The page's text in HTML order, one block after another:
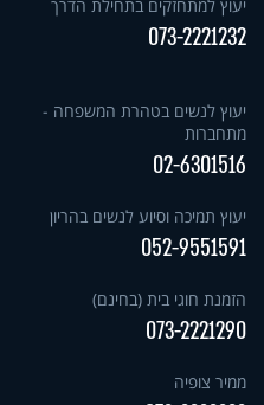
יעוץ למתחזקים בתחילת הדרך
073-2221232
יעוץ לנשים בטהרת המשפחה -
מתחברות
02-6301516
יעוץ תמיכה וסיוע לנשים בהריון
052-9551591
הזמנת חוגי בית (בחינם)
073-2221290
ממיר צופיה